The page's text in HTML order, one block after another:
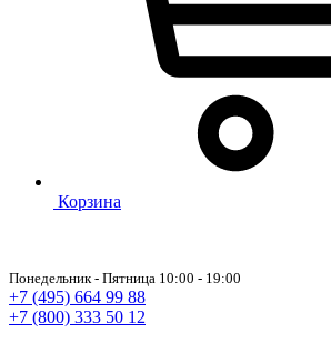
Корзина
Понедельник - Пятница 10:00 - 19:00
+7 (495) 664 99 88
+7 (800) 333 50 12